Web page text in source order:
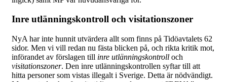
Inre utlänningskontroll och visitationszoner
NyA har inte hunnit utvärdera allt som finns på Tidöavtalets 62
sidor. Men vi vill redan nu fästa blicken på, och rikta kritik mot,
införandet av förslagen till inre utlänningskontroll och
visitationszoner. Den inre utlänningskontrollen syftar till att
hitta personer som vistas illegalt i Sverige. Detta är nödvändigt.